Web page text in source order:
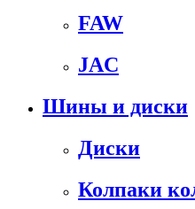
FAW
JAC
Шины и диски
Диски
Колпаки